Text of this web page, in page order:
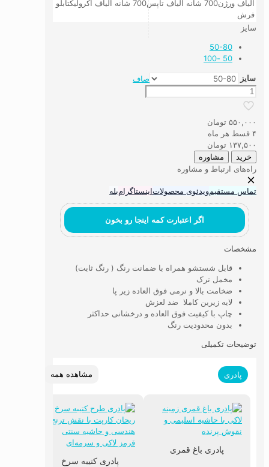
الیاف ورژن700 شانه الیاف تاپس 700 شانه الیاف اکرولیک
تابلو
فرش
سایز
50-80
50 -100
سایز
صاف
پادری
وینتیج
قرمز
طرح
عشایری
عدد
۵۵۰,۰۰۰ تومان
۴ قسط هر ماه
۱۳۷,۵۰۰ تومان
خرید مشاوره
راه‌های ارتباط و مشاوره
تماس مستقیمویدئوی محصولاتاینستاگرامبله
اگر اعتبارت کمه اینجا رو بخون
مشخصات
قابل شستشو همراه با ضمانت رنگ ( رنگ ثابت)
مخمل ترک
ضخامت بالا و نرمی فوق العاده زیر پا
لایه زیرین کاملا ضد لعزش
چاپ با کیفیت فوق العاده و درخشانی حداکثر
بدون محدودیت رنگ
توضیحات تکمیلی
پادری مشاهده همه
پادری باغ قمری
پادری کتیبه سرخ